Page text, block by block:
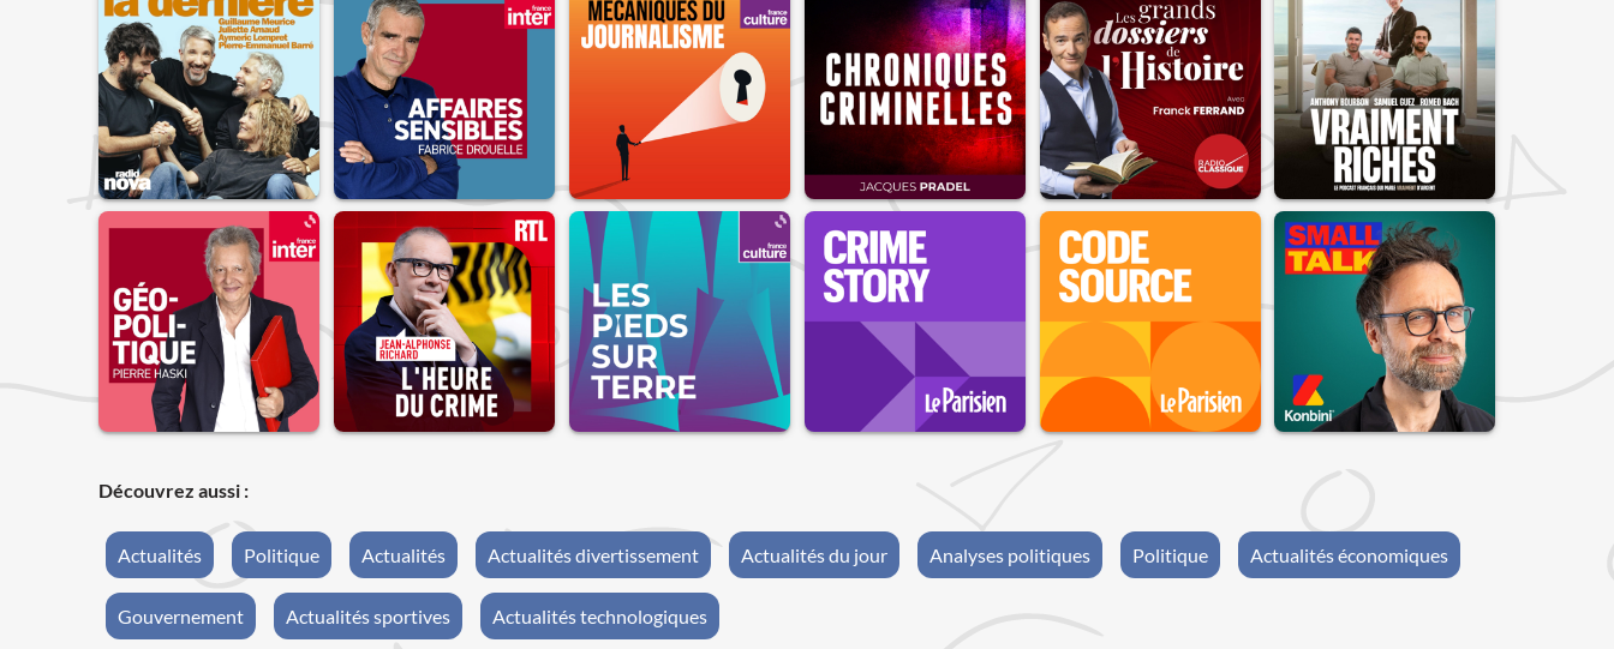
Découvrez aussi :
Actualités Politique Actualités Actualités divertissement Actualités du jour Analyses politiques Politique Actualités économiques
Gouvernement Actualités sportives Actualités technologiques